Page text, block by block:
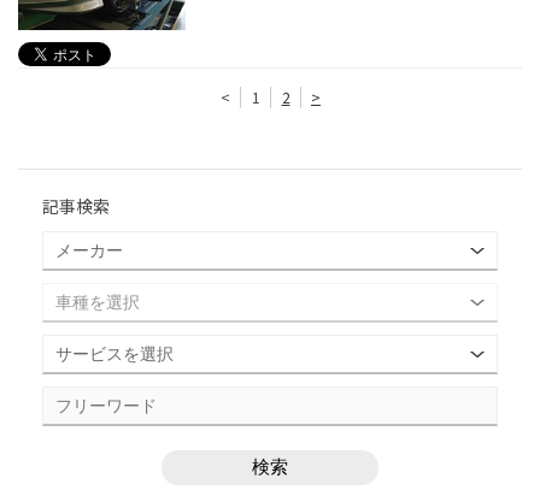
< 1 2 >
記事検索